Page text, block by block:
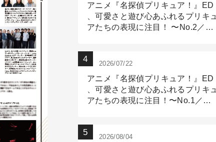
アニメ『名探偵プリキュア！』ED
、可愛さと遊び心あふれるプリキュ
アたちの表現に注目！ 〜No.2／モ
2026/07/22
アニメ『名探偵プリキュア！』ED
、可愛さと遊び心あふれるプリキュ
アたちの表現に注目！〜No.1／演
2026/08/04